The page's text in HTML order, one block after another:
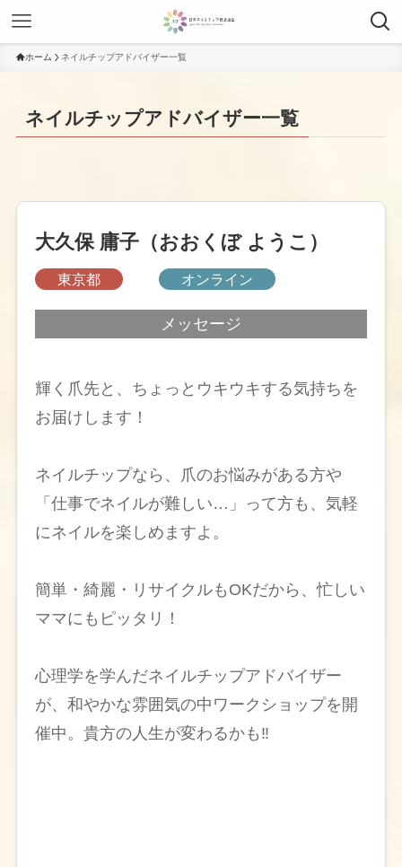
ホーム ネイルチップアドバイザー一覧
ネイルチップアドバイザー一覧
大久保 庸子（おおくぼ ようこ）
東京都 オンライン
メッセージ
輝く爪先と、ちょっとウキウキする気持ちを
お届けします！
ネイルチップなら、爪のお悩みがある方や
「仕事でネイルが難しい…」って方も、気軽
にネイルを楽しめますよ。
簡単・綺麗・リサイクルもOKだから、忙しい
ママにもピッタリ！
心理学を学んだネイルチップアドバイザー
が、和やかな雰囲気の中ワークショップを開
催中。貴方の人生が変わるかも‼️